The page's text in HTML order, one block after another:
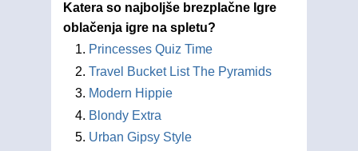
Katera so najboljše brezplačne Igre
oblačenja igre na spletu?
Princesses Quiz Time
Travel Bucket List The Pyramids
Modern Hippie
Blondy Extra
Urban Gipsy Style